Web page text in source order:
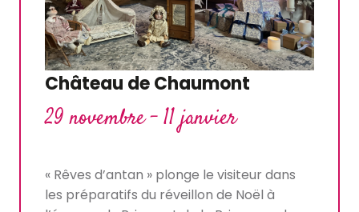
Château de Chaumont
29 novembre - 11 janvier
« Rêves d’antan » plonge le visiteur dans
les préparatifs du réveillon de Noël à